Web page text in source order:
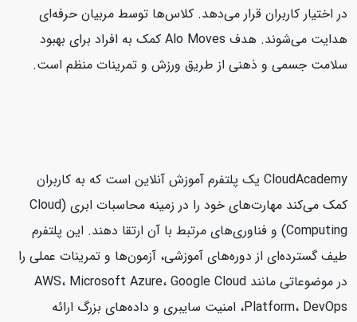
در اختیار کاربران قرار می‌دهد. کلاس‌ها توسط مربیان حرفه‌ای
هدایت می‌شوند. هدف Alo Moves کمک به افراد برای بهبود
سلامت جسمی و ذهنی از طریق ورزش و تمرینات منظم است.
CloudAcademy یک پلتفرم آموزش آنلاین است که به کاربران
کمک می‌کند مهارت‌های خود را در زمینه محاسبات ابری (Cloud
Computing) و فناوری‌های مرتبط با آن ارتقا دهند. این پلتفرم
طیف گسترده‌ای از دوره‌های آموزشی، آزمون‌ها و تمرینات عملی را
در موضوعاتی مانند AWS، Microsoft Azure، Google Cloud
Platform، DevOps، امنیت سایبری و داده‌های بزرگ ارائه